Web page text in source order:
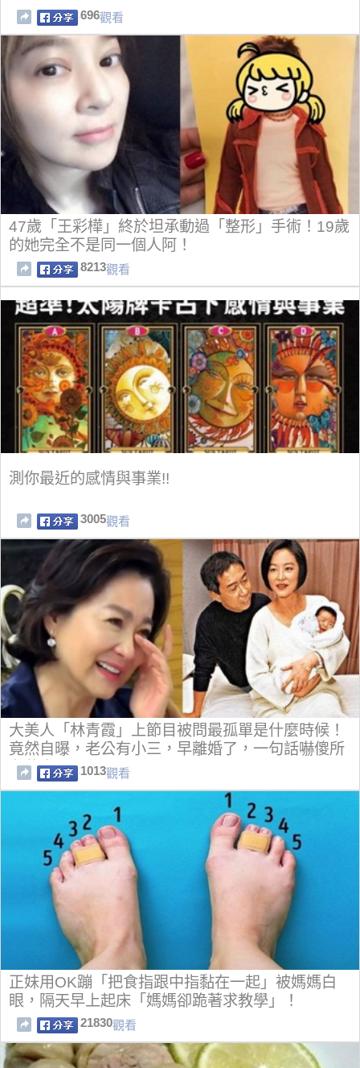
696觀看
47歲「王彩樺」終於坦承動過「整形」手術！19歲
的她完全不是同一個人阿！
8213觀看
測你最近的感情與事業!!
3005觀看
大美人「林青霞」上節目被問最孤單是什麼時候！
竟然自曝，老公有小三，早離婚了，一句話嚇傻所
有藝人！
1013觀看
正妹用OK蹦「把食指跟中指黏在一起」被媽媽白
眼，隔天早上起床「媽媽卻跪著求教學」！
21830觀看